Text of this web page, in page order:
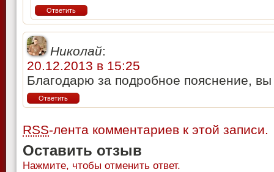
Ответить
Николай:
20.12.2013 в 15:25
Благодарю за подробное пояснение,
Ответить
RSS-лента комментариев к этой записи.
Оставить отзыв
Нажмите, чтобы отменить ответ.